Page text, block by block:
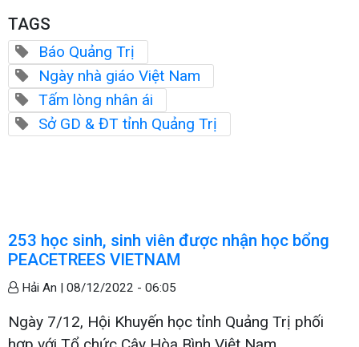
TAGS
Báo Quảng Trị
Ngày nhà giáo Việt Nam
Tấm lòng nhân ái
Sở GD & ĐT tỉnh Quảng Trị
253 học sinh, sinh viên được nhận học bổng
PEACETREES VIETNAM
Hải An | 08/12/2022 - 06:05
Ngày 7/12, Hội Khuyến học tỉnh Quảng Trị phối